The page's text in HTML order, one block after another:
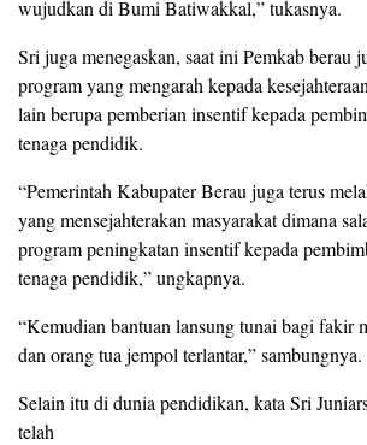
wujudkan di Bumi Batiwakkal,” tukasnya.
Sri juga menegaskan, saat ini Pemkab berau
program yang mengarah kepada
lain berupa pemberian insentif kepada
tenaga pendidik.
“Pemerintah Kabupater Berau juga terus
yang mensejahterakan masyarakat dimana
program peningkatan insentif kepada
tenaga pendidik,” ungkapnya.
“Kemudian bantuan lansung tunai bagi fakir
dan orang tua jempol terlantar,” sambungnya.
Selain itu di dunia pendidikan, kata Sri
telah